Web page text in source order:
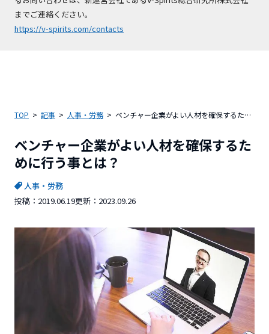
までご連絡ください。
https://v-spirits.com/contacts
TOP 記事 人事・労務 ベンチャー企業がよい人材を確保するために行う事とは？
ベンチャー企業がよい人材を確保するた
めに行う事とは？
人事・労務
投稿： 2019.06.19更新： 2023.09.26